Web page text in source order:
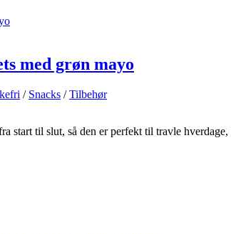
med grøn mayo
/ Snacks /Tilbehør
start til slut, så den er perfekt til travle